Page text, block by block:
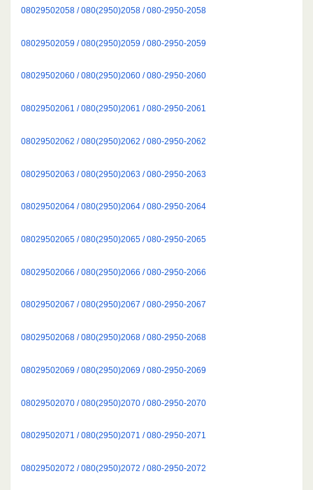
08029502058 / 080(2950)2058 / 080-2950-2058
08029502059 / 080(2950)2059 / 080-2950-2059
08029502060 / 080(2950)2060 / 080-2950-2060
08029502061 / 080(2950)2061 / 080-2950-2061
08029502062 / 080(2950)2062 / 080-2950-2062
08029502063 / 080(2950)2063 / 080-2950-2063
08029502064 / 080(2950)2064 / 080-2950-2064
08029502065 / 080(2950)2065 / 080-2950-2065
08029502066 / 080(2950)2066 / 080-2950-2066
08029502067 / 080(2950)2067 / 080-2950-2067
08029502068 / 080(2950)2068 / 080-2950-2068
08029502069 / 080(2950)2069 / 080-2950-2069
08029502070 / 080(2950)2070 / 080-2950-2070
08029502071 / 080(2950)2071 / 080-2950-2071
08029502072 / 080(2950)2072 / 080-2950-2072